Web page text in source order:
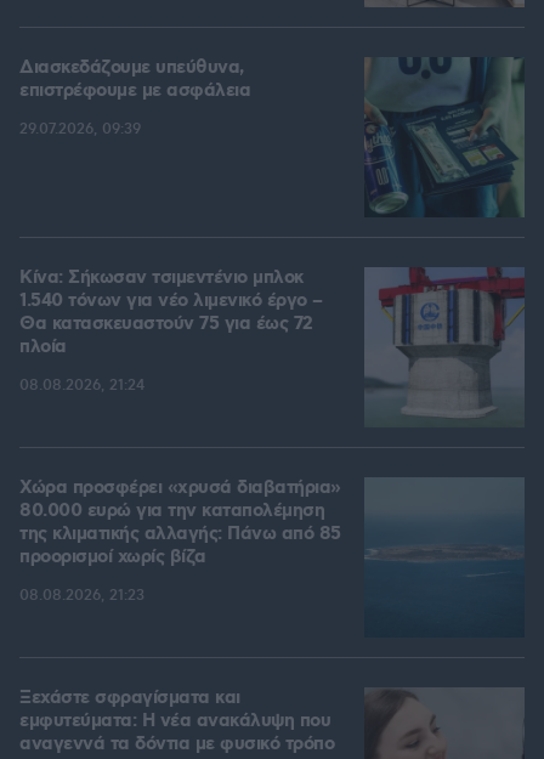
Διασκεδάζουμε υπεύθυνα,
επιστρέφουμε με ασφάλεια
29.07.2026, 09:39
Κίνα: Σήκωσαν τσιμεντένιο μπλοκ
1.540 τόνων για νέο λιμενικό έργο –
Θα κατασκευαστούν 75 για έως 72
πλοία
08.08.2026, 21:24
Χώρα προσφέρει «χρυσά διαβατήρια»
80.000 ευρώ για την καταπολέμηση
της κλιματικής αλλαγής: Πάνω από 85
προορισμοί χωρίς βίζα
08.08.2026, 21:23
Ξεχάστε σφραγίσματα και
εμφυτεύματα: Η νέα ανακάλυψη που
αναγεννά τα δόντια με φυσικό τρόπο